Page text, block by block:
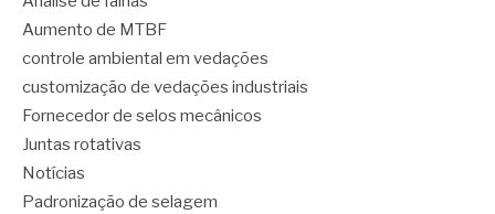
Aumento de MTBF
controle ambiental em vedações
customização de vedações industriais
Fornecedor de selos mecânicos
Juntas rotativas
Notícias
Padronização de selagem